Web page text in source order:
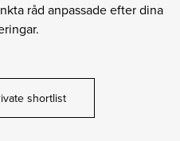
råd anpassade efter dina
shortlist